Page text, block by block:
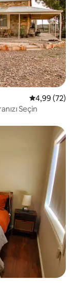
5 üzerinden
4,99 (72)
Seçin